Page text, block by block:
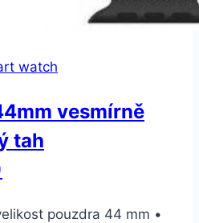
watch
vesmírně
tah
pouzdra 44 mm •